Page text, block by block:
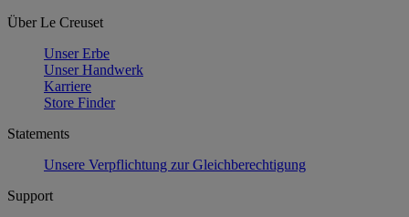
Über Le Creuset
Unser Erbe
Unser Handwerk
Karriere
Store Finder
Statements
Unsere Verpflichtung zur Gleichberechtigung
Support